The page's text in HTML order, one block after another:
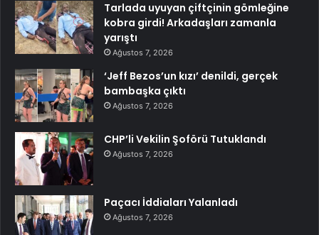
Tarlada uyuyan çiftçinin gömleğine
kobra girdi! Arkadaşları zamanla
yarıştı
Ağustos 7, 2026
‘Jeff Bezos’un kızı’ denildi, gerçek
bambaşka çıktı
Ağustos 7, 2026
CHP’li Vekilin Şoförü Tutuklandı
Ağustos 7, 2026
Paçacı İddiaları Yalanladı
Ağustos 7, 2026